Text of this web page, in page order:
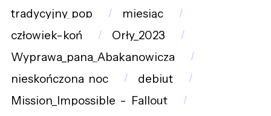
tradycyjny_pop
miesiąc
człowiek-koń
Orły_2023
Wyprawa_pana_Abakanowicza
nieskończona_noc
debiut
Mission_Impossible_-_Fallout